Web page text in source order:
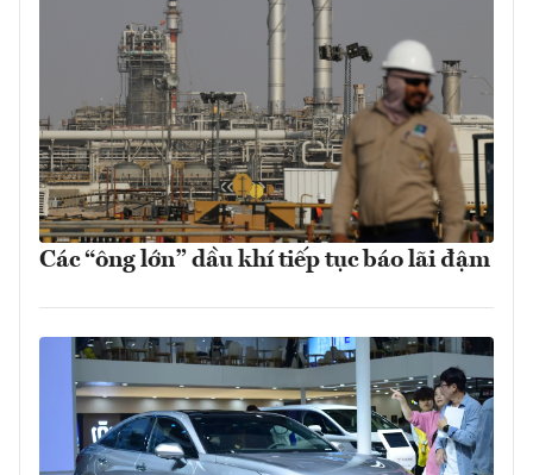
Các “ông lớn” dầu khí tiếp tục báo lãi đậm